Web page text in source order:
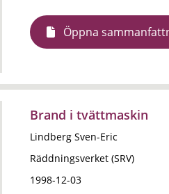
Öppna
Brand i tvättmaskin
Lindberg Sven-Eric
Räddningsverket (SRV)
1998-12-03